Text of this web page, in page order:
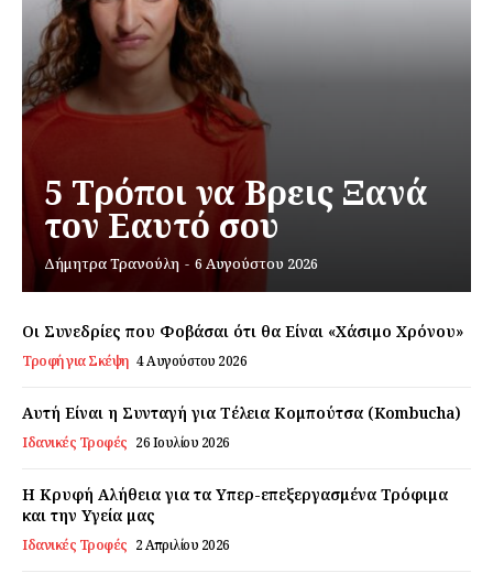
Εγγραφείτε τώρα!
Σχετικά με εμάς
Ο λογαριασμός μου
Επικοινωνία
5 Τρόποι να Βρεις Ξανά
τον Εαυτό σου
Δήμητρα Τρανούλη - 6 Αυγούστου 2026
Οι Συνεδρίες που Φοβάσαι ότι θα Είναι «Χάσιμο Χρόνου»
Τροφή για Σκέψη 4 Αυγούστου 2026
Αυτή Είναι η Συνταγή για Τέλεια Κομπούτσα (Kombucha)
Ιδανικές Τροφές 26 Ιουλίου 2026
Η Κρυφή Αλήθεια για τα Υπερ-επεξεργασμένα Τρόφιμα
και την Υγεία μας
Ιδανικές Τροφές 2 Απριλίου 2026